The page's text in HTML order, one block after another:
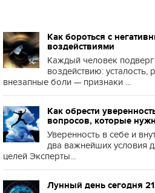
Как бороться с
воздействиями
Каждый человек
воздействию: усталость,
внезапные боли — признаки ...
Как обрести
вопросов, которые
Уверенность в себе и
два важнейших условия
целей Эксперты...
Лунный день сегодня